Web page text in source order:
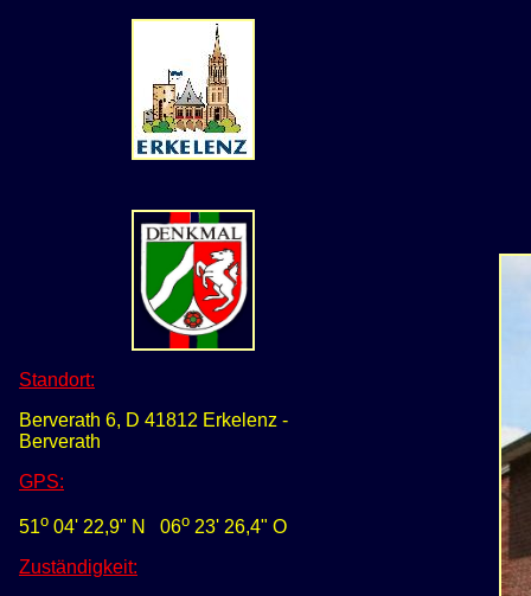
Standort:
Berverath 6, D 41812 Erkelenz -
Berverath
GPS:
51o 04' 22,9" N 06o 23' 26,4" O
Zuständigkeit: